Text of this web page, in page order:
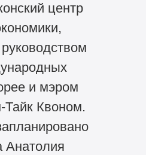
центр
и мэром
Квоном.
Анатолия